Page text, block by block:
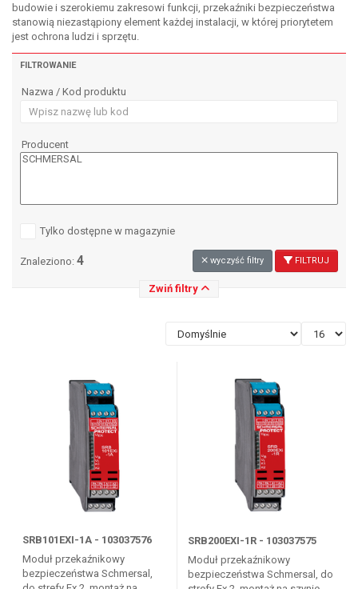
budowie i szerokiemu zakresowi funkcji, przekaźniki bezpieczeństwa
stanowią niezastąpiony element każdej instalacji, w której priorytetem
jest ochrona ludzi i sprzętu.
FILTROWANIE
Nazwa / Kod produktu
Producent
Tylko dostępne w magazynie
Znaleziono: 4 wyczyść filtry FILTRUJ
Zwiń filtry
SRB101EXI-1A - 103037576
Moduł przekaźnikowy
bezpieczeństwa Schmersal,
SRB200EXI-1R - 103037575
Moduł przekaźnikowy
bezpieczeństwa Schmersal, do